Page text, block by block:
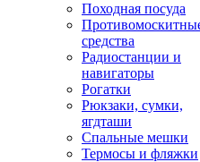
Походная посуда
средства
Радиостанции и
навигаторы
Рогатки
Рюкзаки, сумки,
ягдташи
Спальные мешки
Термосы и фляжки